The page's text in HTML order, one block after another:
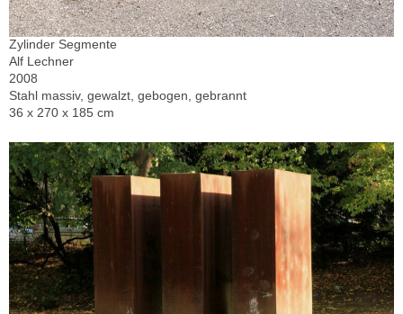
Zylinder Segmente
Alf Lechner
2008
Stahl massiv, gewalzt, gebogen, gebrannt
36 x 270 x 185 cm